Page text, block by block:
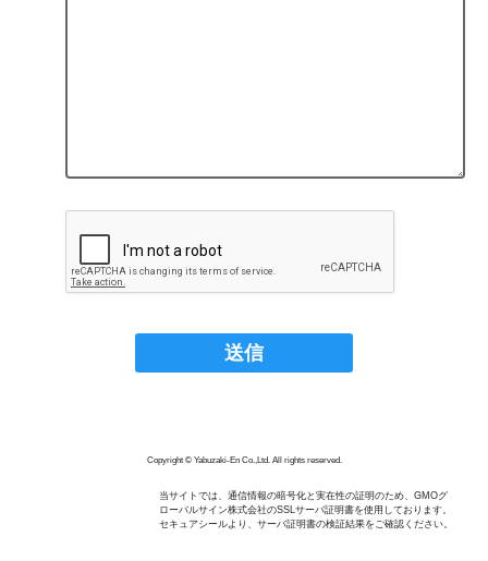
Copyright © Yabuzaki-En Co.,Ltd. All rights reserved.
当サイトでは、通信情報の暗号化と実在性の証明のため、GMOグ
ローバルサイン株式会社のSSLサーバ証明書を使用しております。
セキュアシールより、サーバ証明書の検証結果をご確認ください。